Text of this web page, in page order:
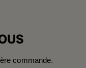
commande.